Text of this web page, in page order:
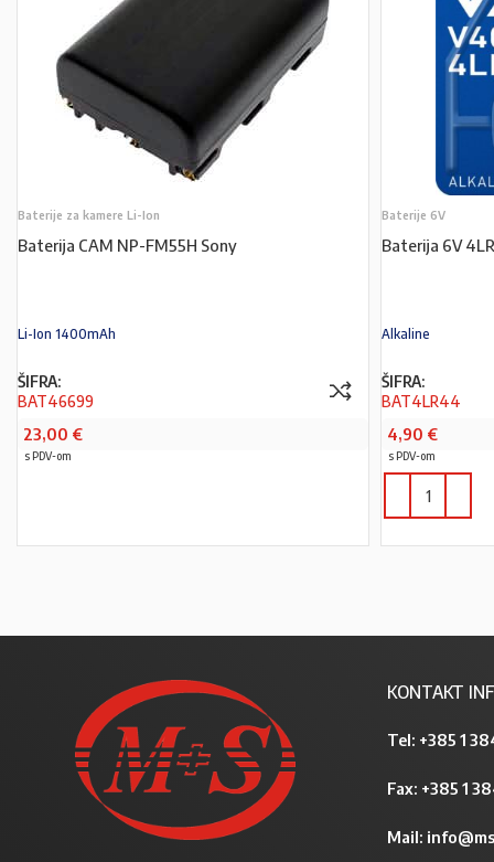
Baterije za kamere Li-Ion
Baterija CAM NP-FM55H Sony
Li-Ion 1400mAh
ŠIFRA:
BAT46699
23,00 €
s PDV-om
Baterije 6V
Baterija 6V
Alkaline
ŠIFRA:
BAT4LR44
4,90 €
s PDV-om
KONTAKT
Tel: +385 1
Fax: +385 1
Mail: